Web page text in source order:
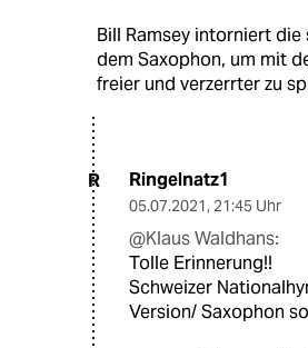
Bill Ramsey intorniert
dem Saxophon, um mit
freier und verzerrter zu
R Ringelnatz1
05.07.2021, 21:45 Uhr
@Klaus Waldhans:
Tolle Erinnerung!!
Schweizer
Version/ Saxophon